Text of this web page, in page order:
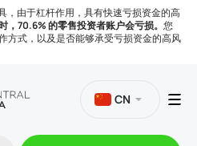
，由于杠杆作用，具有快速亏损资金的高
，70.6% 的零售投资者账户会亏损。 您
方式，以及是否能够承受亏损资金的高风
CN